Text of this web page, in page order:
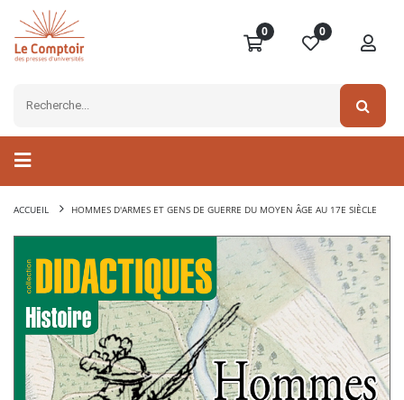
0 0
ACCUEIL HOMMES D'ARMES ET GENS DE GUERRE DU MOYEN ÂGE AU 17E SIÈCLE